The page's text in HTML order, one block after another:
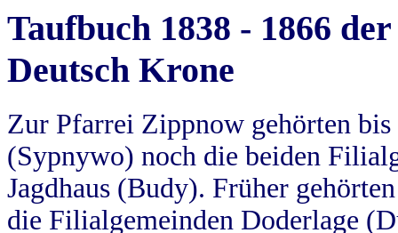
Taufbuch 1838 - 1866
Deutsch Krone
Zur Pfarrei Zippnow gehörten
(Sypnywo) noch die beiden
Jagdhaus (Budy). Früher
die Filialgemeinden Doderlage